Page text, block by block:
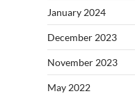
January 2024
December 2023
November 2023
May 2022